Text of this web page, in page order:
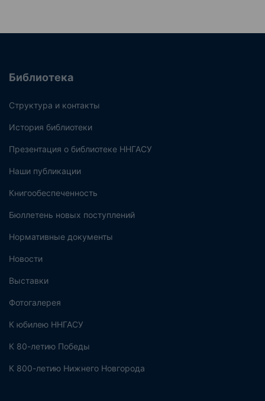
Библиотека
Структура и контакты
История библиотеки
Презентация о библиотеке ННГАСУ
Наши публикации
Книгообеспеченность
Бюллетень новых поступлений
Нормативные документы
Новости
Выставки
Фотогалерея
К юбилею ННГАСУ
К 80-летию Победы
К 800-летию Нижнего Новгорода